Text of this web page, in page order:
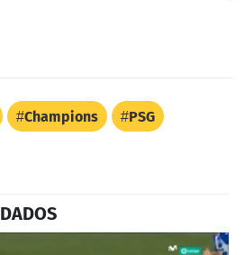
Champions PSG